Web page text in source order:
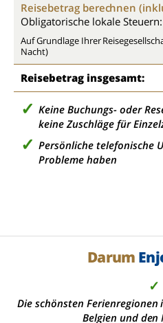
Reisebetrag berechnen
Obligatorische lokale Steuern:
Auf Grundlage Ihrer
Nacht)
Reisebetrag insgesamt:
Keine Buchungs- oder
keine Zuschläge für
Persönliche telefonische
Probleme haben
Darum
✓
Die schönsten
Belgien und den